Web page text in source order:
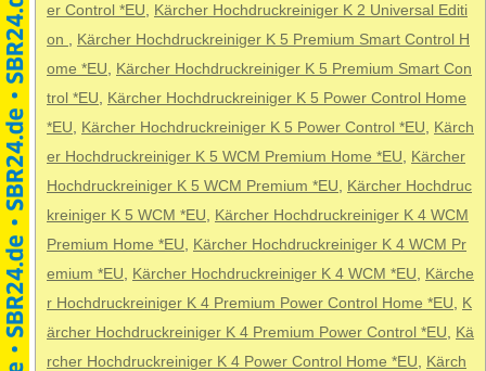
er Control *EU
Kärcher Hochdruckreiniger K 2 Universal Editi
on
Kärcher Hochdruckreiniger K 5 Premium Smart Control H
ome *EU
Kärcher Hochdruckreiniger K 5 Premium Smart Con
trol *EU
Kärcher Hochdruckreiniger K 5 Power Control Home
*EU
Kärcher Hochdruckreiniger K 5 Power Control *EU
Kärch
er Hochdruckreiniger K 5 WCM Premium Home *EU
Kärcher
Hochdruckreiniger K 5 WCM Premium *EU
Kärcher Hochdruc
kreiniger K 5 WCM *EU
Kärcher Hochdruckreiniger K 4 WCM
Premium Home *EU
Kärcher Hochdruckreiniger K 4 WCM Pr
emium *EU
Kärcher Hochdruckreiniger K 4 WCM *EU
Kärche
r Hochdruckreiniger K 4 Premium Power Control Home *EU
K
ärcher Hochdruckreiniger K 4 Premium Power Control *EU
Kä
rcher Hochdruckreiniger K 4 Power Control Home *EU
Kärch